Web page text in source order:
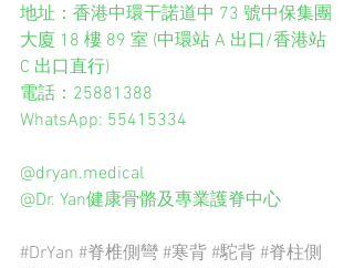
地址：香港中環干諾道中 73 號中保集團
大廈 18 樓 89 室 (中環站 A 出口/香港站
C 出口直行)
電話：25881388
WhatsApp: 55415334
@dryan.medical
@Dr. Yan健康骨骼及專業護脊中心
#DrYan #脊椎側彎 #寒背 #駝背 #脊柱側